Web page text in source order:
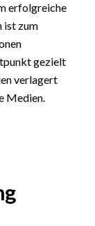
erfolgreiche
ist zum
gezielt
verlagert
Medien.